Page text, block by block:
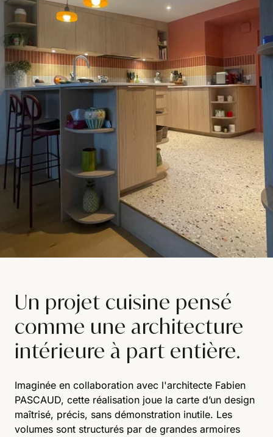
Un projet cuisine pensé
comme une architecture
intérieure à part entière.
Imaginée en collaboration avec l'architecte Fabien
PASCAUD, cette réalisation joue la carte d’un design
maîtrisé, précis, sans démonstration inutile. Les
volumes sont structurés par de grandes armoires